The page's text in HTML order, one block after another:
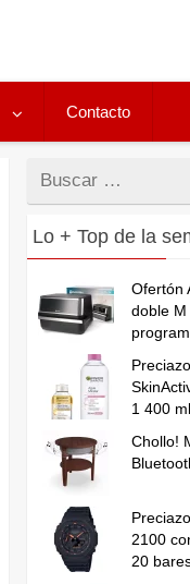
Contacto
Buscar
por
Lo + Top de la
Ofertón
doble M
1 400
Chollo!
2100
20